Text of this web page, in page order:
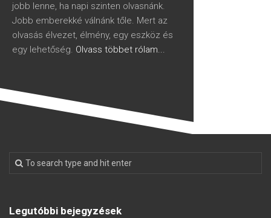
jobb lenne, ha napi szinten olvasnánk.
Jobb emberekké válnánk tőle. Mert az
olvasás élvezet, élmény, egy eszköz és
egy lehetőség. Olvass többet rólam...
Legutóbbi bejegyzések